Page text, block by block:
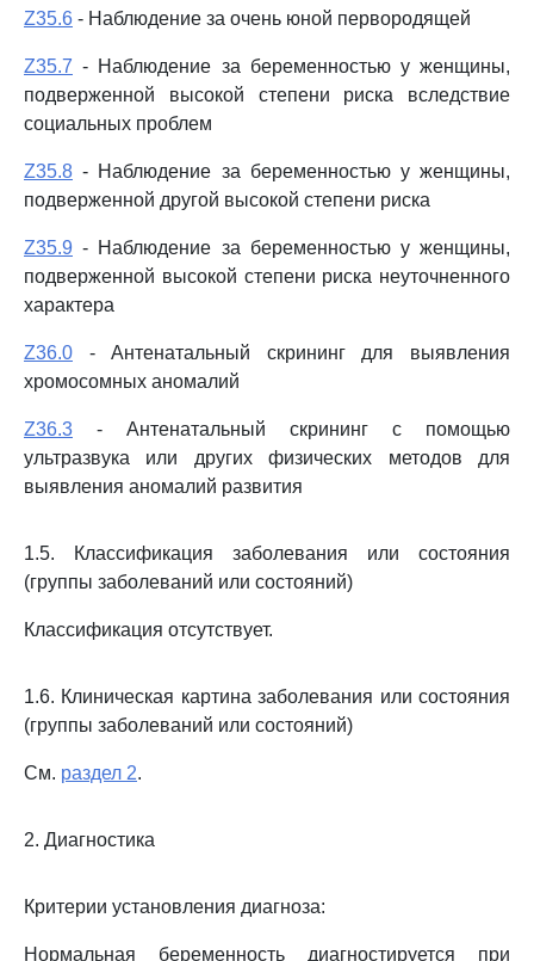
Z35.6 - Наблюдение за очень юной первородящей
Z35.7 - Наблюдение за беременностью у женщины,
подверженной высокой степени риска вследствие
социальных проблем
Z35.8 - Наблюдение за беременностью у женщины,
подверженной другой высокой степени риска
Z35.9 - Наблюдение за беременностью у женщины,
подверженной высокой степени риска неуточненного
характера
Z36.0 - Антенатальный скрининг для выявления
хромосомных аномалий
Z36.3 - Антенатальный скрининг с помощью
ультразвука или других физических методов для
выявления аномалий развития
1.5. Классификация заболевания или состояния
(группы заболеваний или состояний)
Классификация отсутствует.
1.6. Клиническая картина заболевания или состояния
(группы заболеваний или состояний)
См. раздел 2.
2. Диагностика
Критерии установления диагноза:
Нормальная беременность диагностируется при